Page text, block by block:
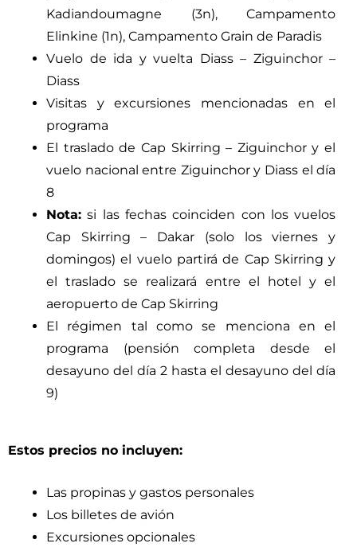
Kadiandoumagne (3n), Campamento
Elinkine (1n), Campamento Grain de Paradis
Vuelo de ida y vuelta Diass – Ziguinchor –
Diass
Visitas y excursiones mencionadas en el
programa
El traslado de Cap Skirring – Ziguinchor y el
vuelo nacional entre Ziguinchor y Diass el día
8
Nota: si las fechas coinciden con los vuelos
Cap Skirring – Dakar (solo los viernes y
domingos) el vuelo partirá de Cap Skirring y
el traslado se realizará entre el hotel y el
aeropuerto de Cap Skirring
El régimen tal como se menciona en el
programa (pensión completa desde el
desayuno del día 2 hasta el desayuno del día
9)
Estos precios no incluyen:
Las propinas y gastos personales
Los billetes de avión
Excursiones opcionales